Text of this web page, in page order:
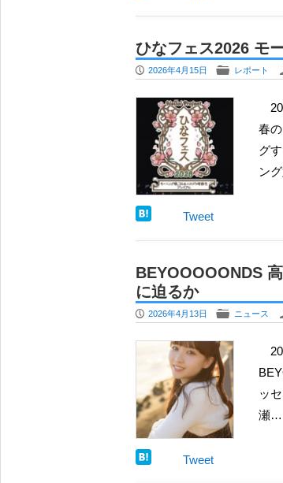
ひなフェス2026 モ
P 2026年4月15日 F レポート
2026年の３月20日の祝日の金曜日から21日の土曜日にかけて、千葉県は幕張メッセで、ハロプロ恒例の
春
グ
ン
Tweet
BEYOOOOONDS
に迫るか
P 2026年4月13日 F ニュース
2026年春ツアーをもってグループおよびハロー！プロジェクトを卒業することが発表されている
ッ
瀬…
Tweet